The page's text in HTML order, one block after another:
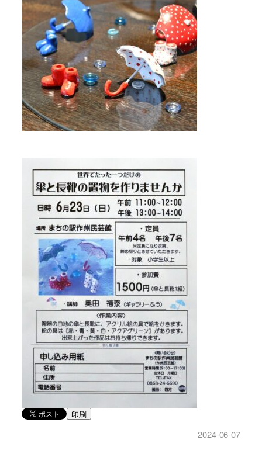
印刷
2024-06-07